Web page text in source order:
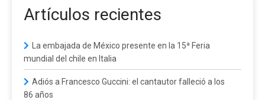
Artículos recientes
La embajada de México presente en la 15ª Feria
mundial del chile en Italia
Adiós a Francesco Guccini: el cantautor falleció a los
86 años